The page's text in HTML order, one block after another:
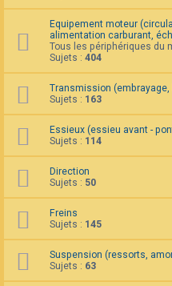
Equipement moteur
alimentation carburant,
Tous les périphériques du
Sujets : 404
Transmission
Sujets : 163
Essieux (essieu avant -
Sujets : 114
Direction
Sujets : 50
Freins
Sujets : 145
Suspension (ressorts,
Sujets : 63